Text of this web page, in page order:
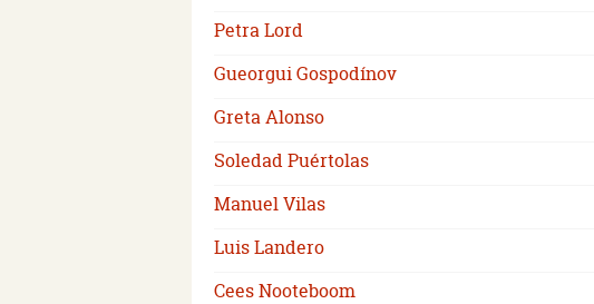
Petra Lord
Gueorgui Gospodínov
Greta Alonso
Soledad Puértolas
Manuel Vilas
Luis Landero
Cees Nooteboom